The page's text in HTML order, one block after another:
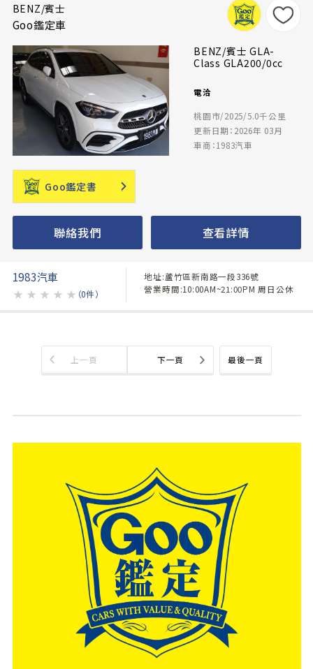
BENZ/賓士
Goo鑑定車
BENZ/賓士 GLA-
Class GLA200/0cc
電洽
桃園市/2025/5.0千公里
更新日期：2026年 03月
車商：1983汽車
Goo鑑定書
聯絡我們 查看詳情
1983汽車
★ ★ ★ ★ ★ （0件）
地址:蘆竹區新南路一段336號
營業時間:10:00AM~21:00PM 周日公休
最後一頁
上一頁 下一頁